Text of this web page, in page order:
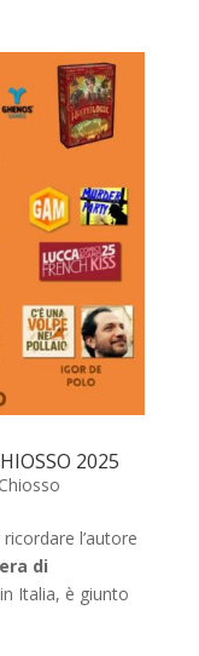
2025
l’autore
di
in Italia, è giunto